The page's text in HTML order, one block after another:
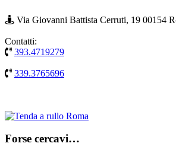
Via Giovanni Battista Cerruti, 19 00154
Contatti:
393.4719279
339.3765696
Forse cercavi…